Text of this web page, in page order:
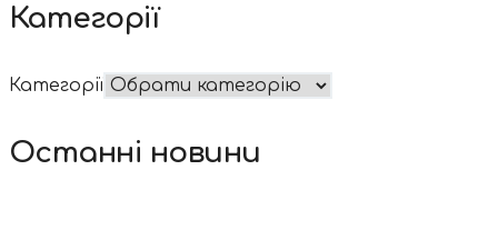
Категорії
Категорії
Останні новини